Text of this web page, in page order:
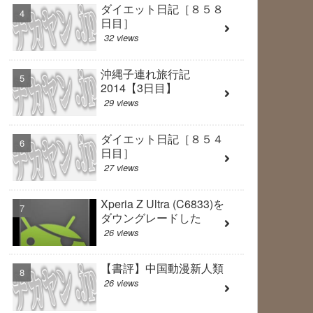
ダイエット日記［８５８
日目］
32 views
沖縄子連れ旅行記
2014【3日目】
29 views
ダイエット日記［８５４
日目］
27 views
Xperia Z Ultra (C6833)を
ダウングレードした
26 views
【書評】中国動漫新人類
26 views